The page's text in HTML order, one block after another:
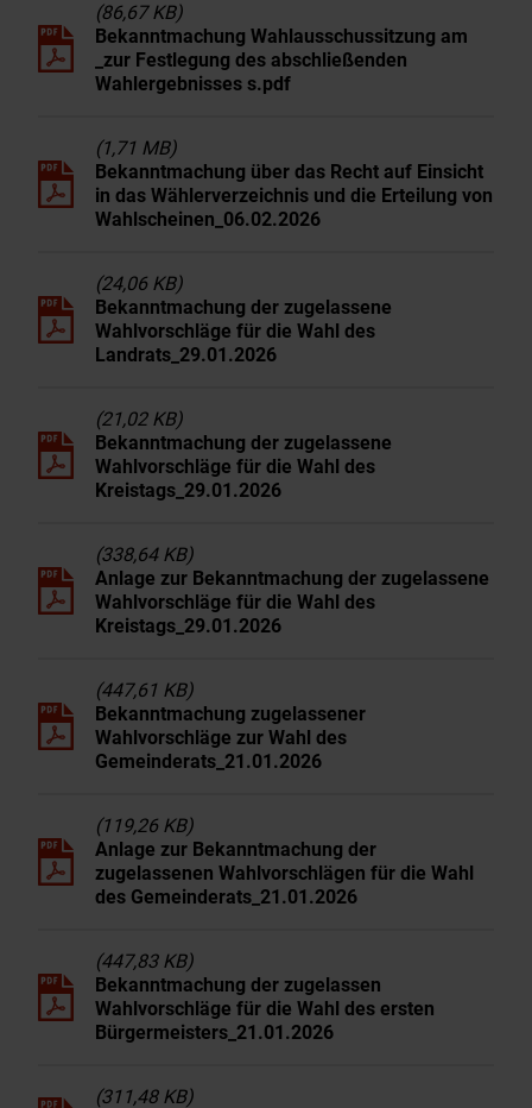
(86,67 KB)
Bekanntmachung Wahlausschussitzung am
_zur Festlegung des abschließenden
Wahlergebnisses s.pdf
(1,71 MB)
Bekanntmachung über das Recht auf Einsicht
in das Wählerverzeichnis und die Erteilung von
Wahlscheinen_06.02.2026
(24,06 KB)
Bekanntmachung der zugelassene
Wahlvorschläge für die Wahl des
Landrats_29.01.2026
(21,02 KB)
Bekanntmachung der zugelassene
Wahlvorschläge für die Wahl des
Kreistags_29.01.2026
(338,64 KB)
Anlage zur Bekanntmachung der zugelassene
Wahlvorschläge für die Wahl des
Kreistags_29.01.2026
(447,61 KB)
Bekanntmachung zugelassener
Wahlvorschläge zur Wahl des
Gemeinderats_21.01.2026
(119,26 KB)
Anlage zur Bekanntmachung der
zugelassenen Wahlvorschlägen für die Wahl
des Gemeinderats_21.01.2026
(447,83 KB)
Bekanntmachung der zugelassen
Wahlvorschläge für die Wahl des ersten
Bürgermeisters_21.01.2026
(311,48 KB)